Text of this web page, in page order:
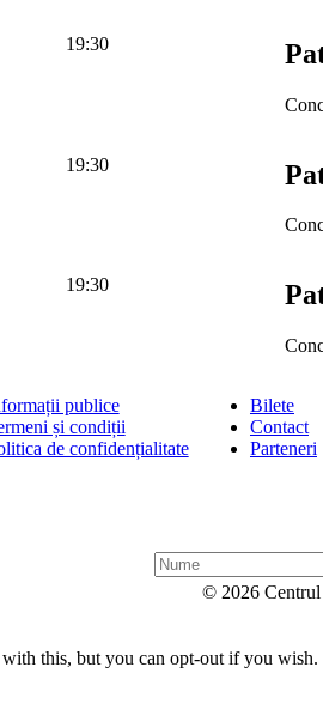
19:30
19:30
19:30
publice
și condiții
de confidențialitate
Bilete
Contact
Parteneri
N
u
© 2026
this, but you can opt-out if you wish.